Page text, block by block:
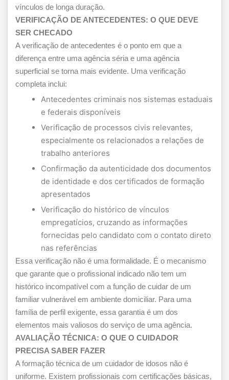
vínculos de longa duração.
VERIFICAÇÃO DE ANTECEDENTES: O QUE DEVE
SER CHECADO
A verificação de antecedentes é o ponto em que a
diferença entre uma agência séria e uma agência
superficial se torna mais evidente. Uma verificação
completa inclui:
Antecedentes criminais nos sistemas estaduais
e federais disponíveis
Verificação de processos civis relevantes,
especialmente os relacionados a relações de
trabalho anteriores
Confirmação da autenticidade dos documentos
de identidade e dos certificados de formação
apresentados
Verificação do histórico de vínculos
empregatícios, cruzando as informações
fornecidas pelo candidato com o contato direto
nas referências
Essa verificação não é uma formalidade. É o mecanismo
que garante que o profissional indicado não tem um
histórico incompatível com a função de cuidar de um
familiar vulnerável em ambiente domiciliar. Para uma
família de perfil exigente, essa garantia é um dos
elementos mais valiosos do serviço de uma agência.
AVALIAÇÃO TÉCNICA: O QUE O CUIDADOR
PRECISA SABER FAZER
A formação técnica de um cuidador de idosos não é
uniforme. Existem profissionais com certificações básicas,